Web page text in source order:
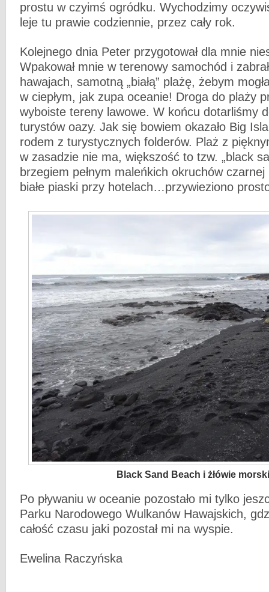
prostu w czyimś ogródku. Wychodzimy
leje tu prawie codziennie, przez cały rok.
Kolejnego dnia Peter przygotował dla mnie
Wpakował mnie w terenowy samochód i
hawajach, samotną „białą” plażę, żebym
w ciepłym, jak zupa oceanie! Droga do plaży
wyboiste tereny lawowe. W końcu dotarliśmy
turystów oazy. Jak się bowiem okazało Big
rodem z turystycznych folderów. Plaż z
w zasadzie nie ma, większość to tzw. „black
brzegiem pełnym maleńkich okruchów
białe piaski przy hotelach…przywieziono
Black Sand Beach i żłówie
Po pływaniu w oceanie pozostało mi tylko
Parku Narodowego Wulkanów Hawajskich,
całość czasu jaki pozostał mi na wyspie.
Ewelina Raczyńska